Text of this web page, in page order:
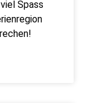
Spass